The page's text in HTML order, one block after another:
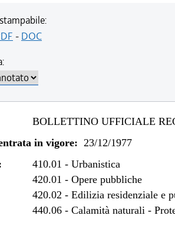
- DOC
BOLLETTINO UFFICIALE
in vigore: 23/12/1977
410.01 -Urbanistica
420.01 -Opere pubbliche
420.02 -Edilizia residenziale e
440.06 -Calamità naturali -